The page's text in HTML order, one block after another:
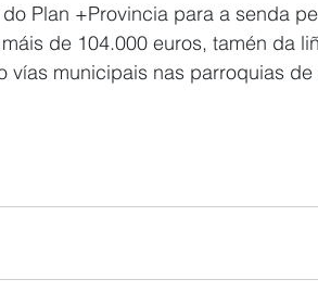
Plan +Provincia para a senda
de 104.000 euros, tamén da
municipais nas parroquias de